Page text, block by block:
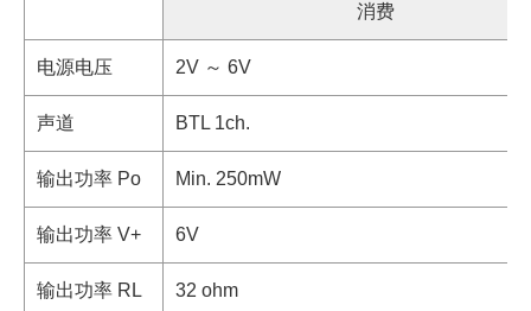
消费
电源电压 2V ～ 6V
声道 BTL 1ch.
输出功率 Po Min. 250mW
输出功率 V+ 6V
输出功率 RL 32 ohm